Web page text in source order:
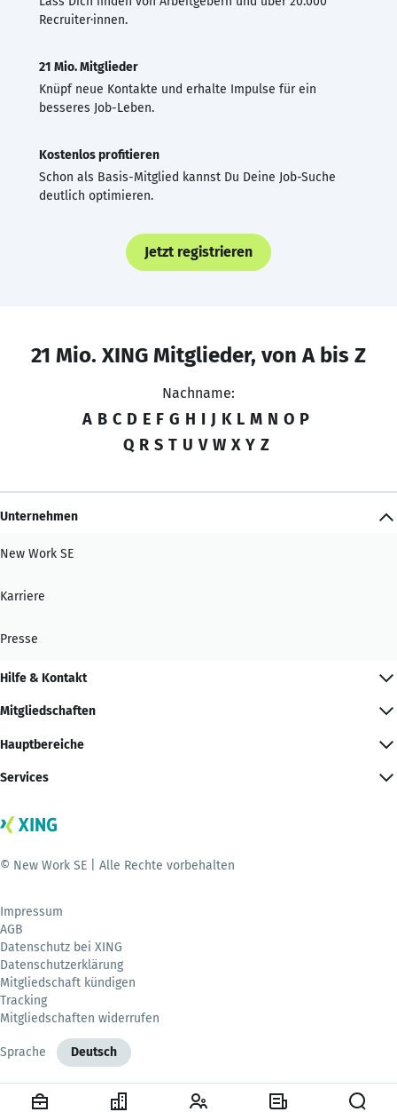
Recruiter·innen.
21 Mio. Mitglieder
Knüpf neue Kontakte und erhalte Impulse für ein
besseres Job-Leben.
Kostenlos profitieren
Schon als Basis-Mitglied kannst Du Deine Job-Suche
deutlich optimieren.
Jetzt registrieren
21 Mio. XING Mitglieder, von A bis Z
Nachname:
A B C D E F G H I J K L M N O P
Q R S T U V W X Y Z
Unternehmen
New Work SE
Karriere
Presse
Hilfe & Kontakt
Mitgliedschaften
Hauptbereiche
Services
© New Work SE | Alle Rechte vorbehalten
Impressum
AGB
Datenschutz bei XING
Datenschutzerklärung
Mitgliedschaft kündigen
Tracking
Mitgliedschaften widerrufen
Sprache Deutsch